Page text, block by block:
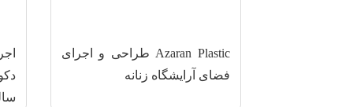
Azaran Plastic طراحی و اجرای
فضای آرایشگاه زنانه